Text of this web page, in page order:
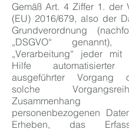
Gemäß Art. 4 Ziffer 1. der
(EU) 2016/679, also der
Grundverordnung
„DSGVO“
„Verarbeitung“ jeder
Hilfe automatisierter
ausgeführter Vorgang
solche
personenbezogenen
Erheben, das